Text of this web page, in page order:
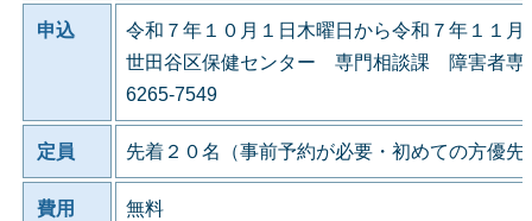
申込
令和７年１０月１日木曜日から令和７年１１月
世田谷区保健センター 専門相談課 障害者
6265-7549
定員 先着２０名（事前予約が必要・初めての方優先
費用 無料